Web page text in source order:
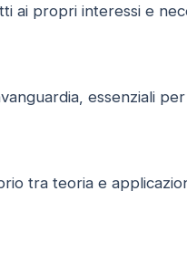
ai propri interessi e
essenziali per
tra teoria e